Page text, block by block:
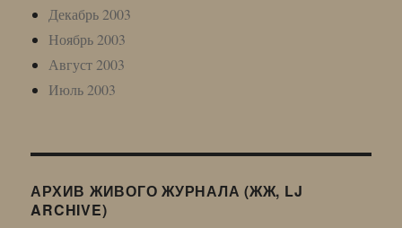
Декабрь 2003
Ноябрь 2003
Август 2003
Июль 2003
АРХИВ ЖИВОГО ЖУРНАЛА (ЖЖ, LJ
ARCHIVE)